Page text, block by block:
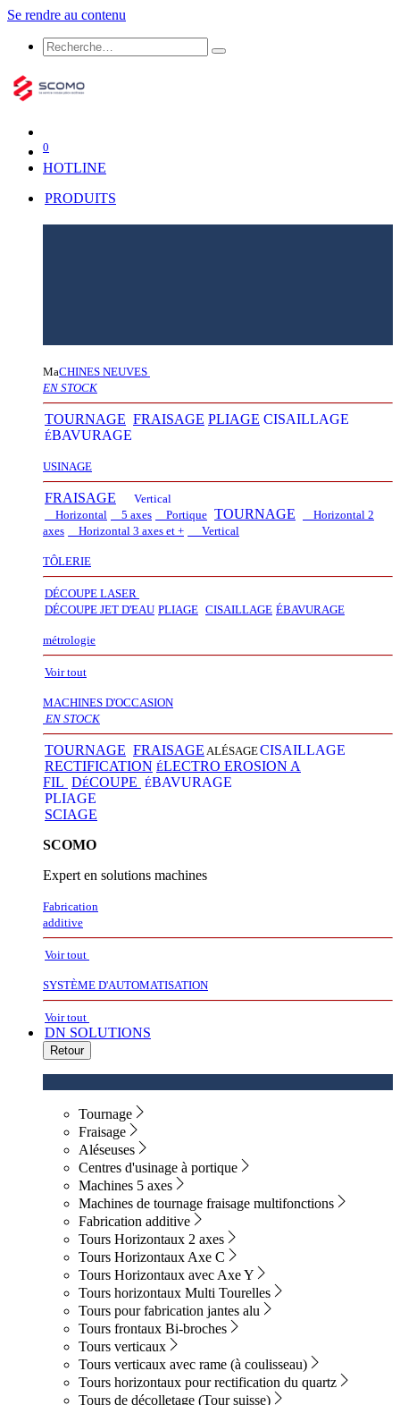
Se rendre au contenu
0
HOTLINE
PRODUITS
MaCHINES NEUVES
EN STOCK
TOURNAGE FRAISAGE PLIAGE CISAILLAGE
ÉBAVURAGE
USINAGE
FRAISAGE
Vertical
Horizontal
5 axes Portique TOURNAGE
Horizontal 2
axes
Horizontal 3 axes et + Vertical​
TÔLERIE
DÉCOUPE LASER
DÉCOUPE JET D'EAU PLIAGE CISAILLAGE ÉBAVURAGE
métrologie
Voir tout
MACHINES D'OCCASION
EN STOCK
TOURNAGE FRAISAGE ALÉSAGECISAILLAGE
RECTIFICATION ÉLECTRO EROSION A
FIL DÉCOUPE ÉBAVURAGE
PLIAGE
SCIAGE
SCOMO
Expert en solutions machines
Fabrication
additive
Voir tout
SYSTÈME D'AUTOMATISATION
Voir tout
DN SOLUTIONS
Retour
Tournage
Fraisage
Aléseuses
Centres d'usinage à portique
Machines 5 axes
Machines de tournage fraisage multifonctions
Fabrication additive
Tours Horizontaux 2 axes
Tours Horizontaux Axe C
Tours Horizontaux avec Axe Y
Tours horizontaux Multi Tourelles
Tours pour fabrication jantes alu
Tours frontaux Bi-broches
Tours verticaux
Tours verticaux avec rame (à coulisseau)
Tours horizontaux pour rectification du quartz
Tours de décolletage (Tour suisse)